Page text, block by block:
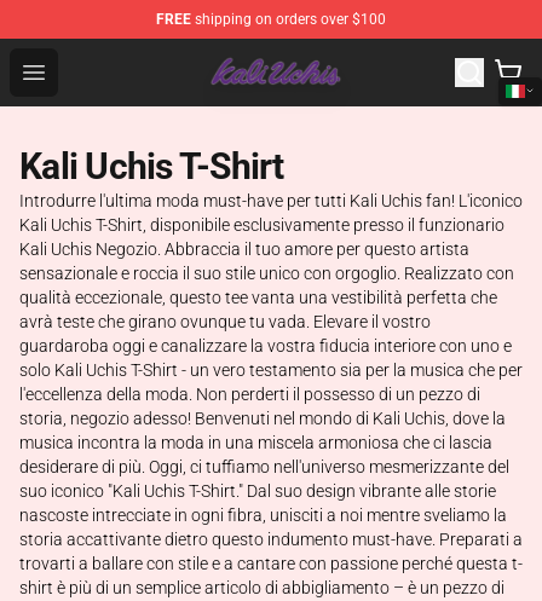
FREE shipping on orders over $100
Open menu
Kali Uchis Store - Official Kali Uchis Merchandise Shop
Kali Uchis T-Shirt
Introdurre l'ultima moda must-have per tutti Kali Uchis fan! L'iconico
Kali Uchis T-Shirt, disponibile esclusivamente presso il funzionario
Kali Uchis Negozio. Abbraccia il tuo amore per questo artista
sensazionale e roccia il suo stile unico con orgoglio. Realizzato con
qualità eccezionale, questo tee vanta una vestibilità perfetta che
avrà teste che girano ovunque tu vada. Elevare il vostro
guardaroba oggi e canalizzare la vostra fiducia interiore con uno e
solo Kali Uchis T-Shirt - un vero testamento sia per la musica che per
l'eccellenza della moda. Non perderti il possesso di un pezzo di
storia, negozio adesso! Benvenuti nel mondo di Kali Uchis, dove la
musica incontra la moda in una miscela armoniosa che ci lascia
desiderare di più. Oggi, ci tuffiamo nell'universo mesmerizzante del
suo iconico "Kali Uchis T-Shirt." Dal suo design vibrante alle storie
nascoste intrecciate in ogni fibra, unisciti a noi mentre sveliamo la
storia accattivante dietro questo indumento must-have. Preparati a
trovarti a ballare con stile e a cantare con passione perché questa t-
shirt è più di un semplice articolo di abbigliamento – è un pezzo di